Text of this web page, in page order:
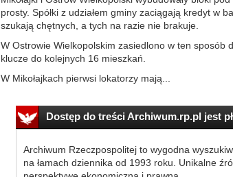
prosty. Spółki z udziałem gminy zaciągają kredyt w
szukają chętnych, a tych na razie nie brakuje.
W Ostrowie Wielkopolskim zasiedlono w ten sposób
klucze do kolejnych 16 mieszkań.
W Mikołajkach pierwsi lokatorzy mają...
Dostęp do treści Archiwum.rp.pl jest
Archiwum Rzeczpospolitej to wygodna
na łamach dziennika od 1993 roku. Unikalne